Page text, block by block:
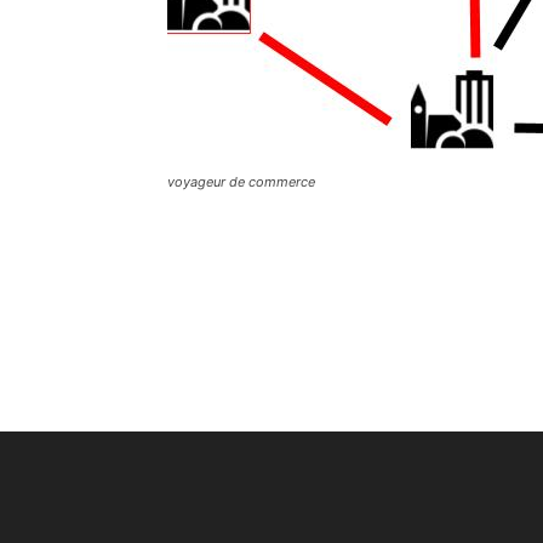
voyageur de commerce